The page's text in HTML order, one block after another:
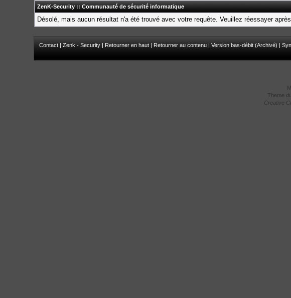
ZenK-Security :: Communauté de sécurité informatique
Désolé, mais aucun résultat n'a été trouvé avec votre requête. Veuillez réessayer
Contact |Zenk - Security | Retourner en haut | Retourner au contenu |Version bas-débit (Archivé) |
Theme
Creative